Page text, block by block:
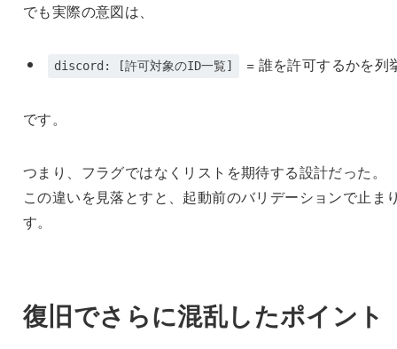
でも実際の意図は、
discord: [許可対象のID一覧] = 誰を許可するかを列
です。
つまり、フラグではなくリストを期待する設計だった。
この違いを見落とすと、起動前のバリデーションで止ま
す。
復旧でさらに混乱したポイント